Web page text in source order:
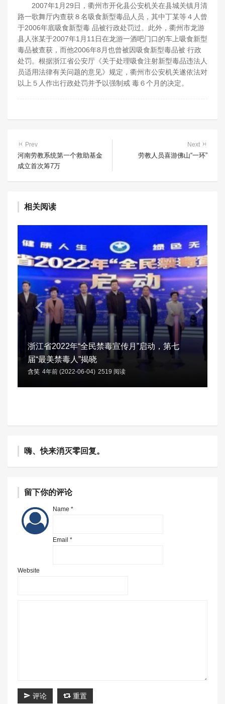
2007年1月29日，衢州市开化县公安机关在县城关镇月清
路一歌舞厅内查获８名吸食新型毒品人员，其中丁某等４人曾
于2006年底吸食新型毒 品被行政处罚过。此外，衢州市龙游
县人张某于2007年1月11日在龙游一酒吧门口的车上吸食新型
毒品被查获，而他2006年8月也曾被因吸食新型毒品被 行政
处罚。根据浙江省公安厅《关于处理吸食注射新型毒品违法人
员适用法律有关问题的意见》规定，衢州市公安机关遂依法对
以上５人作出行政处罚并予以强制戒 毒６个月的决定。
Prev
河南劳教系统第一个救助基金
成立首次筹7万
Next
劳教人员喜游佛山“一环”
相关阅读
浙江省2022年“全民禁毒宣传月”启动，第七
届“最美禁毒人”揭晓
含笑 4年前 (2022-06-04) 2519 阅读
嗨、快来消灭零回复。
留下你的评论
Name *
Email *
Website
评论 重置